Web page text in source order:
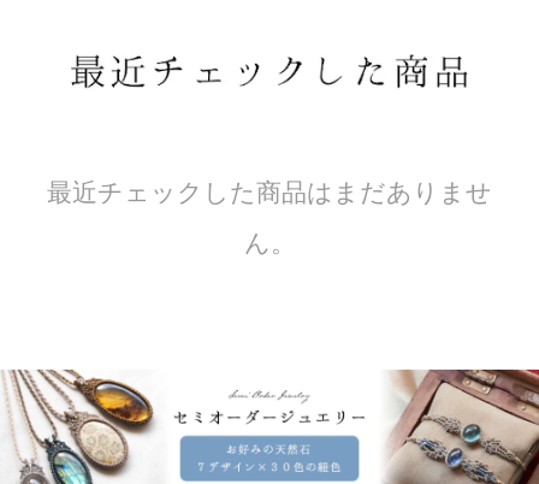
最近チェックした商品はまだありませ
ん。